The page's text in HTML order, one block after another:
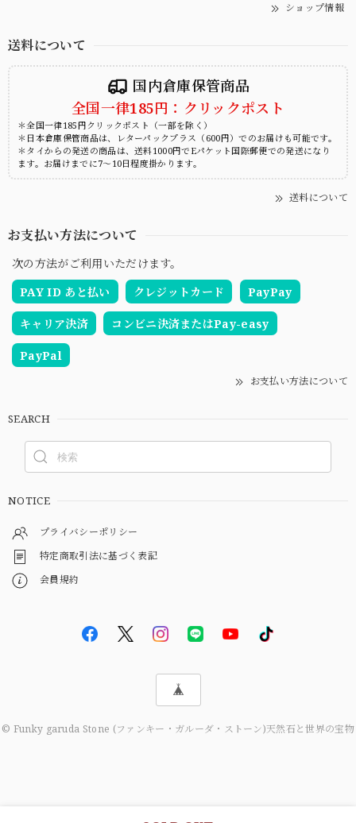
ショップ情報
送料について
国内倉庫保管商品
全国一律185円：クリックポスト
＊全国一律185円クリックポスト（一部を除く）
＊日本倉庫保管商品は、レターパックプラス（600円）でのお届けも可能です。
＊タイからの発送の商品は、送料1000円でEパケット国際郵便での発送になり
ます。お届けまでに7～10日程度掛かります。
送料について
お支払い方法について
次の方法がご利用いただけます。
PAY ID あと払い
クレジットカード PayPay
キャリア決済 コンビニ決済またはPay-easy
PayPal
お支払い方法について
SEARCH
NOTICE
プライバシーポリシー
特定商取引法に基づく表記
会員規約
© Funky garuda Stone (ファンキー・ガルーダ・ストーン)天然石と世界の宝物